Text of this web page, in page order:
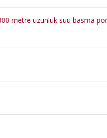
metre uzunluk suu basma